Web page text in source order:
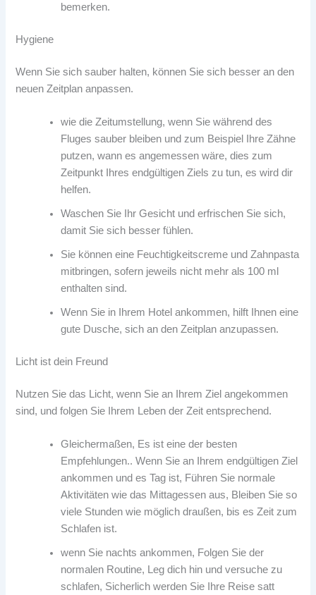
bemerken.
Hygiene
Wenn Sie sich sauber halten, können Sie sich besser an den
neuen Zeitplan anpassen.
wie die Zeitumstellung, wenn Sie während des
Fluges sauber bleiben und zum Beispiel Ihre Zähne
putzen, wann es angemessen wäre, dies zum
Zeitpunkt Ihres endgültigen Ziels zu tun, es wird dir
helfen.
Waschen Sie Ihr Gesicht und erfrischen Sie sich,
damit Sie sich besser fühlen.
Sie können eine Feuchtigkeitscreme und Zahnpasta
mitbringen, sofern jeweils nicht mehr als 100 ml
enthalten sind.
Wenn Sie in Ihrem Hotel ankommen, hilft Ihnen eine
gute Dusche, sich an den Zeitplan anzupassen.
Licht ist dein Freund
Nutzen Sie das Licht, wenn Sie an Ihrem Ziel angekommen
sind, und folgen Sie Ihrem Leben der Zeit entsprechend.
Gleichermaßen, Es ist eine der besten
Empfehlungen.. Wenn Sie an Ihrem endgültigen Ziel
ankommen und es Tag ist, Führen Sie normale
Aktivitäten wie das Mittagessen aus, Bleiben Sie so
viele Stunden wie möglich draußen, bis es Zeit zum
Schlafen ist.
wenn Sie nachts ankommen, Folgen Sie der
normalen Routine, Leg dich hin und versuche zu
schlafen, Sicherlich werden Sie Ihre Reise satt